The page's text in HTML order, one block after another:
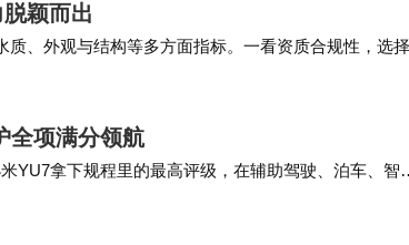
颖而出
、外观与结构等多方面指标。一看资质合规性，选
测机构应能检测各项性能指标，…
全项满分领航
YU7拿下规程里的最高评级，在辅助驾驶、泊车、智
列车位等多种场景，不用人为…